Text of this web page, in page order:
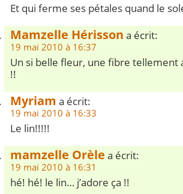
Et qui ferme ses pétales quand le
Mamzelle Hérisson a écrit:
19 mai 2010 à 16:37
Un si belle fleur, une fibre tellement
!!
Myriam a écrit:
19 mai 2010 à 16:33
Le lin!!!!!
mamzelle Orèle a écrit:
19 mai 2010 à 16:31
hé! hé! le lin… j’adore ça !!